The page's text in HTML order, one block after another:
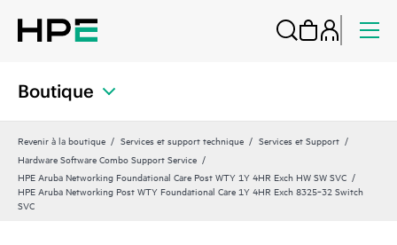
Boutique
Revenir à la boutique Services et support technique
Services et Support
Hardware Software Combo Support Service
HPE Aruba Networking Foundational Care Post WTY 1Y 4HR Exch HW SW SVC
HPE Aruba Networking Post WTY Foundational Care 1Y 4HR Exch 8325‑32 Switch
SVC